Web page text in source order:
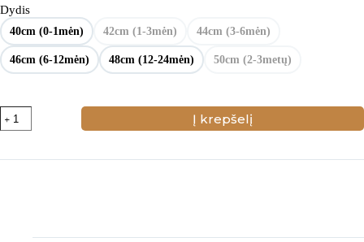
Dydis
40cm (0-1mėn) 42cm (1-3mėn) 44cm (3-6mėn)
46cm (6-12mėn) 48cm (12-24mėn) 50cm (2-3metų)
produkto
kiekis:
Į krepšelį